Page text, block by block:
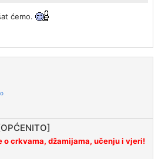
ćemo.
o crkvama, džamijama, učenju i vjeri!